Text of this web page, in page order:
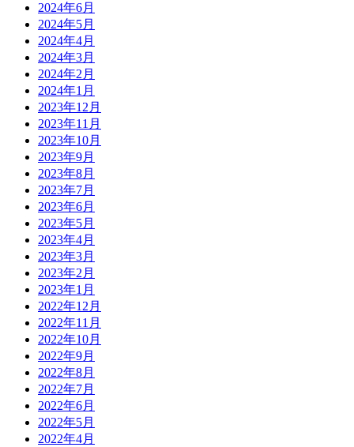
2024年6月
2024年5月
2024年4月
2024年3月
2024年2月
2024年1月
2023年12月
2023年11月
2023年10月
2023年9月
2023年8月
2023年7月
2023年6月
2023年5月
2023年4月
2023年3月
2023年2月
2023年1月
2022年12月
2022年11月
2022年10月
2022年9月
2022年8月
2022年7月
2022年6月
2022年5月
2022年4月